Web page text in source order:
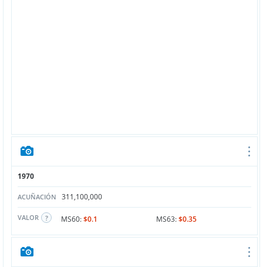
1970
ACUÑACIÓN 311,100,000
VALOR MS60:$0.1 MS63:$0.35